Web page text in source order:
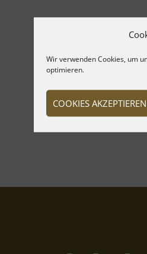
Wir verwenden Cookies, um
optimieren.
COOKIES AKZEPTIEREN